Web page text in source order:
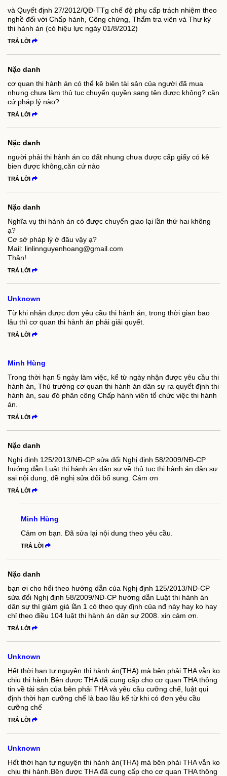
và Quyết định 27/2012/QĐ-TTg chế độ phụ cấp trách nhiệm theo
nghề đối với Chấp hành, Công chứng, Thẩm tra viên và Thư ký
thi hành án (có hiệu lực ngày 01/8/2012)
TRẢ LỜI
Nặc danh
cơ quan thi hành án có thể kê biên tài sản của người đã mua
nhưng chưa làm thủ tục chuyển quyền sang tên được không? căn
cứ pháp lý nào?
TRẢ LỜI
Nặc danh
người phải thi hành án co đất nhung chưa được cấp giấy có kê
bien được không,căn cứ nào
TRẢ LỜI
Nặc danh
Nghĩa vụ thi hành án có được chuyển giao lại lần thứ hai không
ạ?
Cơ sở pháp lý ở đâu vậy ạ?
Mail: linlinnguyenhoang@gmail.com
Thân!
TRẢ LỜI
Unknown
Từ khi nhận được đơn yêu cầu thi hành án, trong thời gian bao
lâu thì cơ quan thi hành án phải giải quyết.
TRẢ LỜI
Minh Hùng
Trong thời hạn 5 ngày làm việc, kể từ ngày nhận được yêu cầu thi
hành án, Thủ trưởng cơ quan thi hành án dân sự ra quyết định thi
hành án, sau đó phân công Chấp hành viên tổ chức việc thi hành
án.
TRẢ LỜI
Nặc danh
Nghị định 125/2013/NĐ-CP sửa đổi Nghị định 58/2009/NĐ-CP
hướng dẫn Luật thi hành án dân sự về thủ tục thi hành án dân sự
sai nội dung, đề nghị sửa đổi bổ sung. Cám ơn
TRẢ LỜI
Minh Hùng
Cảm ơn bạn. Đã sửa lại nội dung theo yêu cầu.
TRẢ LỜI
Nặc danh
bạn ơi cho hổi theo hướng dẫn của Nghị định 125/2013/NĐ-CP
sửa đổi Nghị định 58/2009/NĐ-CP hướng dẫn Luật thi hành án
dân sự thì giảm giá lần 1 có theo quy định của nđ này hay ko hay
chỉ theo điều 104 luật thi hành án dân sự 2008. xin cảm ơn.
TRẢ LỜI
Unknown
Hết thời hạn tự nguyện thi hành án(THA) mà bên phải THA vẫn ko
chịu thi hành.Bên được THA đã cung cấp cho cơ quan THA thông
tin về tài sản của bên phải THA và yêu cầu cưỡng chế, luật qui
định thời hạn cưỡng chế là bao lâu kể từ khi có đơn yêu cầu
cưỡng chế
TRẢ LỜI
Unknown
Hết thời hạn tự nguyện thi hành án(THA) mà bên phải THA vẫn ko
chịu thi hành.Bên được THA đã cung cấp cho cơ quan THA thông